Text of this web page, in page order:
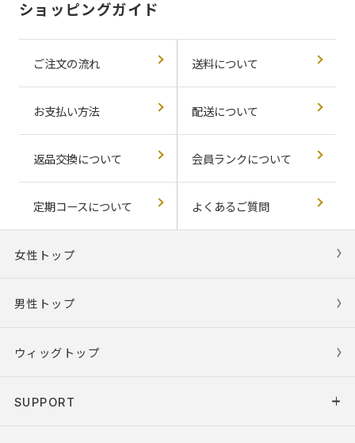
ショッピングガイド
ご注文の流れ 送料について
お支払い方法 配送について
返品交換について 会員ランクについて
定期コースについて よくあるご質問
女性トップ
男性トップ
ウィッグトップ
SUPPORT